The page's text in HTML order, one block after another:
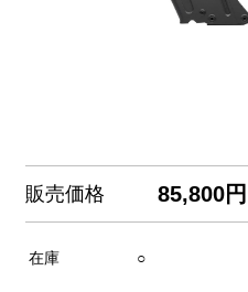
販売価格 85,800円
在庫 ○